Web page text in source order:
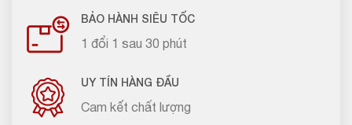
BẢO HÀNH SIÊU TỐC
1 đổi 1 sau 30 phút
UY TÍN HÀNG ĐẦU
Cam kết chất lượng